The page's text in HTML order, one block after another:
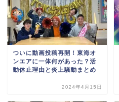
ついに動画投稿再開！東海オ
ンエアに一体何があった？活
動休止理由と炎上騒動まとめ
2024年4月15日